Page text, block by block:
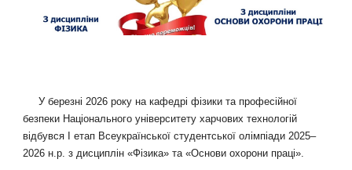
У березні 2026 року на кафедрі фізики та професійної
безпеки Національного університету харчових технологій
відбувся І етап Всеукраїнської студентської олімпіади 2025–
2026 н.р. з дисциплін «Фізика» та «Основи охорони праці».